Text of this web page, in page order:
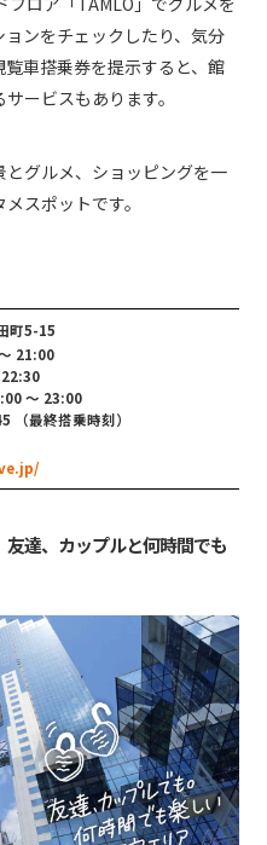
ンをチェックしたり、気分
車搭乗券を提示すると、館
ービスもあります。
グルメ、ショッピングを一
スポットです。
町5-15
21:00
〜 23:00
（最終搭乗時刻）
達、カップルと何時間でも